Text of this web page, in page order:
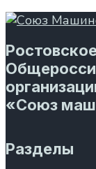
«Союз
Разделы